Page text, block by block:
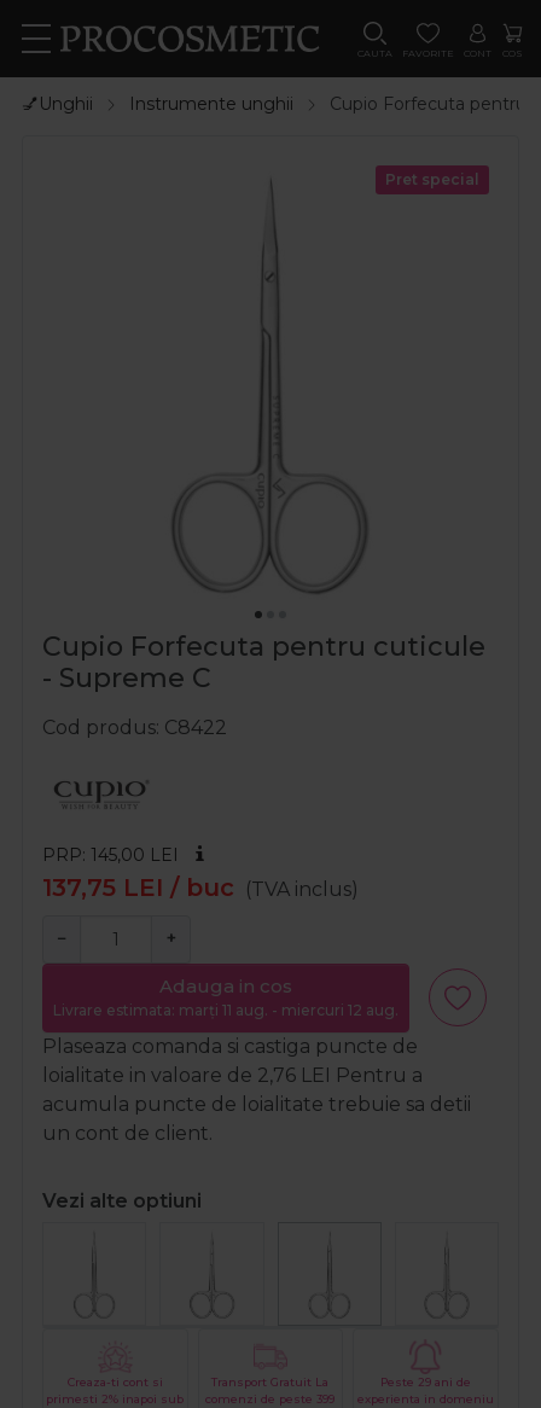
CAUTA FAVORITE CONT COS
💅Unghii Instrumente unghii Cupio Forfecuta pentru
Pret special
Cupio Forfecuta pentru cuticule
- Supreme C
Cod produs C8422
PRP: 145,00 LEI
137,75 LEI / buc (TVA inclus)
− +
Adauga in cos
Livrare estimata: marți 11 aug. - miercuri 12 aug.
Plaseaza comanda si castiga puncte de
loialitate in valoare de 2,76 LEI Pentru a
acumula puncte de loialitate trebuie sa detii
un cont de client.
Vezi alte optiuni
Creaza-ti cont si
primesti 2% inapoi sub
Transport Gratuit La
comenzi de peste 399
Peste 29 ani de
experienta in domeniu